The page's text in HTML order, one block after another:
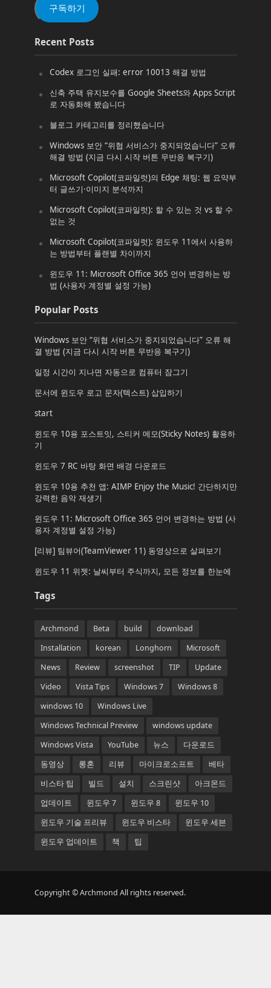
구독하기
Recent Posts
Codex 로그인 실패: error 10013 해결 방법
신축 주택 유지보수를 Google Sheets와 Apps Script
로 자동화해 봤습니다
블로그 카테고리를 정리했습니다
Windows 보안 “위협 서비스가 중지되었습니다” 오류
해결 방법 (지금 다시 시작 버튼 무반응 복구기)
Microsoft Copilot(코파일럿)의 Edge 채팅: 웹 요약부
터 글쓰기·이미지 분석까지
Microsoft Copilot(코파일럿): 할 수 있는 것 vs 할 수
없는 것
Microsoft Copilot(코파일럿): 윈도우 11에서 사용하
는 방법부터 플랜별 차이까지
윈도우 11: Microsoft Office 365 언어 변경하는 방
법 (사용자 계정별 설정 가능)
Popular Posts
Windows 보안 “위협 서비스가 중지되었습니다” 오류 해
결 방법 (지금 다시 시작 버튼 무반응 복구기)
일정 시간이 지나면 자동으로 컴퓨터 잠그기
문서에 윈도우 로고 문자(텍스트) 삽입하기
start
윈도우 10용 포스트잇, 스티커 메모(Sticky Notes) 활용하
기
윈도우 7 RC 바탕 화면 배경 다운로드
윈도우 10용 추천 앱: AIMP Enjoy the Music! 간단하지만
강력한 음악 재생기
윈도우 11: Microsoft Office 365 언어 변경하는 방법 (사
용자 계정별 설정 가능)
[리뷰] 팀뷰어(TeamViewer 11) 동영상으로 살펴보기
윈도우 11 위젯: 날씨부터 주식까지, 모든 정보를 한눈에
Tags
Archmond Beta build
download
Installation
korean Longhorn
Microsoft
News
Review screenshot TIP
Update
Video
Vista Tips Windows 7
Windows 8
windows 10
Windows Live
Windows Technical Preview
windows update
Windows Vista
YouTube 뉴스
다운로드
동영상
롱혼 리뷰 마이크로소프트
베타
비스타 팁
빌드 설치 스크린샷
아크몬드
업데이트
윈도우 7 윈도우 8
윈도우 10
윈도우 기술 프리뷰
윈도우 비스타
윈도우 세븐
윈도우 업데이트
책 팁
Copyright © Archmond All rights reserved.